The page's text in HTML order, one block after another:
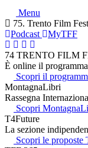
Menu
75. Trento Film
Podcast
MyTFF
74 TRENTO FILM
È online il
Scopri il
MontagnaLibri
Rassegna
Scopri
T4Future
La sezione
Scopri le proposte